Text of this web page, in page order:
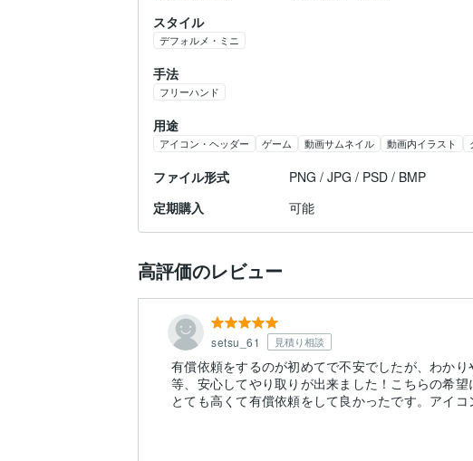
スタイル
デフォルメ・ミニ
手法
フリーハンド
用途
アイコン・ヘッダー ゲーム 動画サムネイル 動画内イラスト
ファイル形式
PNG / JPG / PSD / BMP
定期購入
可能
高評価のレビュー
setsu_61 見積り相談
有償依頼をするのが初めてで不安でしたが、わか
等、安心してやり取りが出来ました！こちらの希
とても高くて有償依頼をして良かったです。アイコ